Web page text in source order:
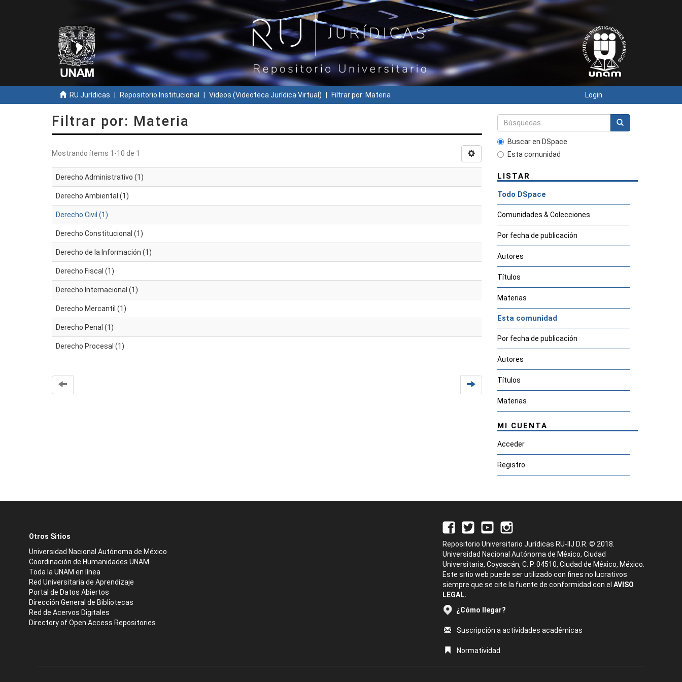
RU Jurídicas Repositorio Institucional Videos (Videoteca Jurídica Virtual) Filtrar por: Materia Login
Filtrar por: Materia
Mostrando ítems 1-10 de 1
Derecho Administrativo (1)
Derecho Ambiental (1)
Derecho Civil (1)
Derecho Constitucional (1)
Derecho de la Información (1)
Derecho Fiscal (1)
Derecho Internacional (1)
Derecho Mercantil (1)
Derecho Penal (1)
Derecho Procesal (1)
Buscar en DSpace
Esta comunidad
LISTAR
Todo DSpace
Comunidades & Colecciones
Por fecha de publicación
Autores
Títulos
Materias
Esta comunidad
Por fecha de publicación
Autores
Títulos
Materias
MI CUENTA
Acceder
Registro
Otros Sitios
Universidad Nacional Autónoma de México
Coordinación de Humanidades UNAM
Toda la UNAM en línea
Red Universitaria de Aprendizaje
Portal de Datos Abiertos
Dirección General de Bibliotecas
Red de Acervos Digitales
Directory of Open Access Repositories
Repositorio Universitario Jurídicas RU-IIJ D.R. © 2018.
Universidad Nacional Autónoma de México, Ciudad
Universitaria, Coyoacán, C. P. 04510, Ciudad de México, México.
Este sitio web puede ser utilizado con fines no lucrativos
siempre que se cite la fuente de conformidad con el AVISO
LEGAL.
¿Cómo llegar?
Suscripción a actividades académicas
Normatividad